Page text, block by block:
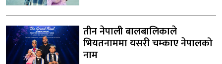
तीन नेपाली बालबालिकाले
भियतनाममा यसरी चम्काए नेपालको
नाम